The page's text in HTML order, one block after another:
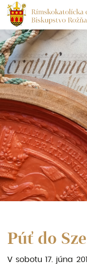
Púť do
V sobotu 17. júna